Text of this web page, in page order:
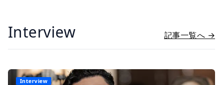
Interview 記事一覧へ →
Interview